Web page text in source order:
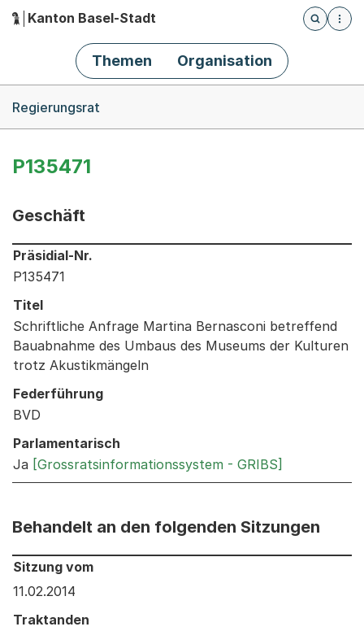
Hauptnavigation
Kanton Basel-Stadt
Öffnet
Themen Organisation
Regierungsrat
P135471
Geschäft
Informationen zum Ausgewählten Geschäft
Präsidial-Nr.
P135471
Titel
Schriftliche Anfrage Martina Bernasconi betreffend
Bauabnahme des Umbaus des Museums der Kulturen
trotz Akustikmängeln
Federführung
BVD
Parlamentarisch
Ja [Grossratsinformationssystem - GRIBS]
Behandelt an den folgenden Sitzungen
Behandelt an den folgenden Sitzungen: Informationen
Sitzung vom
11.02.2014
Traktanden